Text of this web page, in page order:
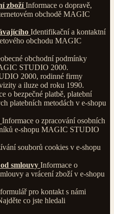
zbožíInformace o dopravě,
obchodě MAGIC
Identifikační a kontaktní
obchodu MAGIC
obchodní podmínky
STUDIO 2000.
2000, rodinné firmy
a iluze od roku 1990.
o bezpečné platbě, platební
platebních metodách v e-shopu
Informace o zpracování osobních
e-shopu MAGIC STUDIO
souborů cookies v e-shopu
smlouvy Informace o
a vrácení zboží v e-shopu
pro kontakt s námi
co jste hledali